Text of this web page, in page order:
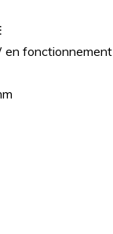
en fonctionnement